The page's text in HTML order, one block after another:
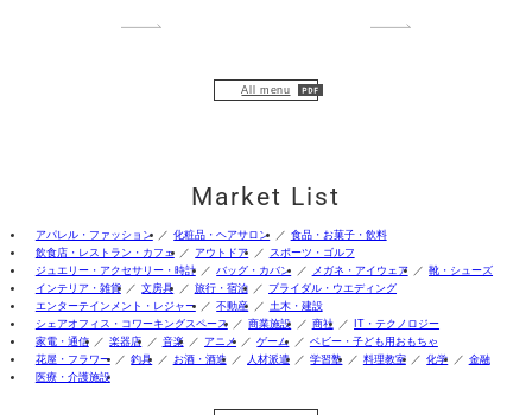
All menu
Market List
アパレル・ファッション 化粧品・ヘアサロン
食品・お菓子・飲料
飲食店・レストラン・カフェ
アウトドア
スポーツ・ゴルフ
ジュエリー・アクセサリー・時計
バッグ・カバン メガネ・アイウェア
靴・シューズ
インテリア・雑貨
文房具 旅行・宿泊
ブライダル・ウエディング
エンターテインメント・レジャー
不動産
土木・建設
シェアオフィス・コワーキングスペース
商業施設 商社
IT・テクノロジー
家電・通信
楽器店 音楽 アニメ ゲーム
ベビー・子ども用おもちゃ
花屋・フラワー
釣具 お酒・酒造 人材派遣 学習塾 料理教室 化学
金融
医療・介護施設